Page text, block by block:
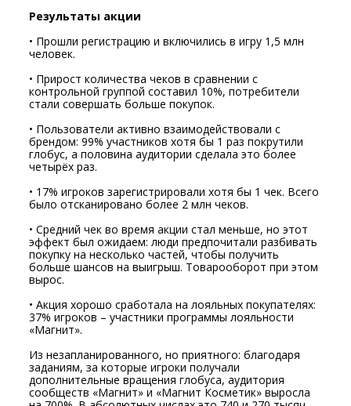
Результаты акции
• Прошли регистрацию и включились в игру 1,5 млн
человек.
• Прирост количества чеков в сравнении с
контрольной группой составил 10%, потребители
стали совершать больше покупок.
• Пользователи активно взаимодействовали с
брендом: 99% участников хотя бы 1 раз покрутили
глобус, а половина аудитории сделала это более
четырёх раз.
• 17% игроков зарегистрировали хотя бы 1 чек. Всего
было отсканировано более 2 млн чеков.
• Средний чек во время акции стал меньше, но этот
эффект был ожидаем: люди предпочитали разбивать
покупку на несколько частей, чтобы получить
больше шансов на выигрыш. Товарооборот при этом
вырос.
• Акция хорошо сработала на лояльных покупателях:
37% игроков – участники программы лояльности
«Магнит».
Из незапланированного, но приятного: благодаря
заданиям, за которые игроки получали
дополнительные вращения глобуса, аудитория
сообществ «Магнит» и «Магнит Косметик» выросла